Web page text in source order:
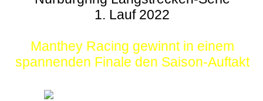
1. Lauf 2022
Manthey Racing gewinnt in einem
spannenden Finale den Saison-Auftakt